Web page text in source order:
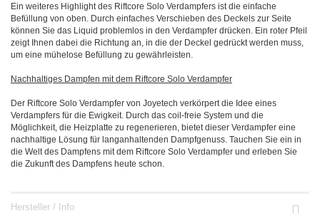
Ein weiteres Highlight des Riftcore Solo Verdampfers ist die einfache
Befüllung von oben. Durch einfaches Verschieben des Deckels zur Seite
können Sie das Liquid problemlos in den Verdampfer drücken. Ein roter Pfeil
zeigt Ihnen dabei die Richtung an, in die der Deckel gedrückt werden muss,
um eine mühelose Befüllung zu gewährleisten.
Nachhaltiges Dampfen mit dem Riftcore Solo Verdampfer
Der Riftcore Solo Verdampfer von Joyetech verkörpert die Idee eines
Verdampfers für die Ewigkeit. Durch das coil-freie System und die
Möglichkeit, die Heizplatte zu regenerieren, bietet dieser Verdampfer eine
nachhaltige Lösung für langanhaltenden Dampfgenuss. Tauchen Sie ein in
die Welt des Dampfens mit dem Riftcore Solo Verdampfer und erleben Sie
die Zukunft des Dampfens heute schon.
Hersteller / Info